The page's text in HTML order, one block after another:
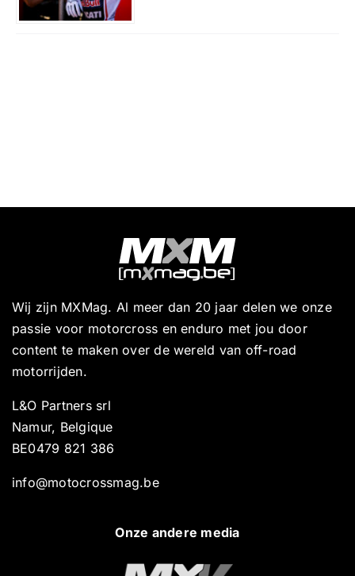
Wij zijn MXMag. Al meer dan 20 jaar delen we onze
passie voor motorcross en enduro met jou door
content te maken over de wereld van off-road
motorrijden.
L&O Partners srl
Namur, Belgique
BE0479 821 386
info@motocrossmag.be
Onze andere media